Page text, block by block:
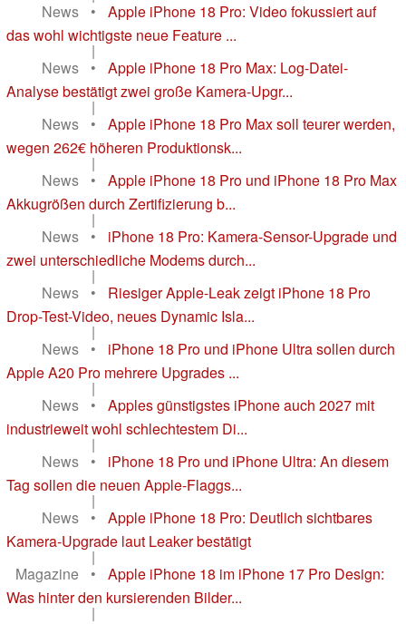
News
•
Apple iPhone 18 Pro: Video fokussiert auf
das wohl wichtigste neue Feature ...
|
News
•
Apple iPhone 18 Pro Max: Log-Datei-
Analyse bestätigt zwei große Kamera-Upgr...
|
News
•
Apple iPhone 18 Pro Max soll teurer werden,
wegen 262€ höheren Produktionsk...
|
News
•
Apple iPhone 18 Pro und iPhone 18 Pro Max
Akkugrößen durch Zertifizierung b...
|
News
•
iPhone 18 Pro: Kamera-Sensor-Upgrade und
zwei unterschiedliche Modems durch...
|
News
•
Riesiger Apple-Leak zeigt iPhone 18 Pro
Drop-Test-Video, neues Dynamic Isla...
|
News
•
iPhone 18 Pro und iPhone Ultra sollen durch
Apple A20 Pro mehrere Upgrades ...
|
News
•
Apples günstigstes iPhone auch 2027 mit
industrieweit wohl schlechtestem Di...
|
News
•
iPhone 18 Pro und iPhone Ultra: An diesem
Tag sollen die neuen Apple-Flaggs...
|
News
•
Apple iPhone 18 Pro: Deutlich sichtbares
Kamera-Upgrade laut Leaker bestätigt
|
Magazine
•
Apple iPhone 18 im iPhone 17 Pro Design:
Was hinter den kursierenden Bilder...
|